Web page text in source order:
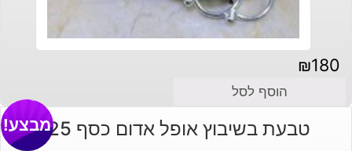
₪180
הוסף לסל
טבעת בשיבוץ אופל אדום כסף 925 מבצע!